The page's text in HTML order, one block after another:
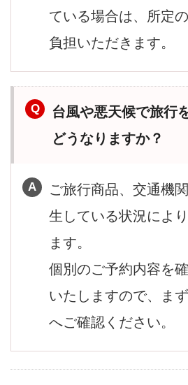
ている場合は、所定
負担いただきます。
台風や悪天候で旅行
どうなりますか？
ご旅行商品、交通機
生している状況によ
ます。
個別のご予約内容を
いたしますので、ま
へご確認ください。